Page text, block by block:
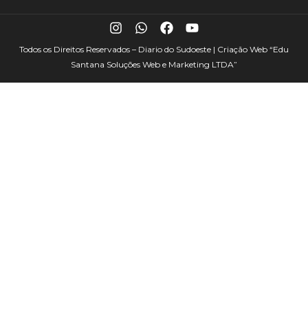
Todos os Direitos Reservados – Diario do Sudoeste | Criação Web “Edu
Santana Soluções Web e Marketing LTDA”